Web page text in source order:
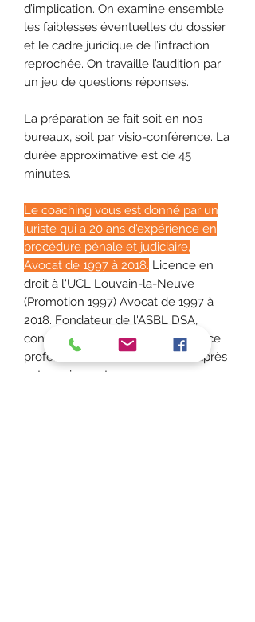
d’implication. On examine ensemble
les faiblesses éventuelles du dossier
et le cadre juridique de l’infraction
reprochée. On travaille l’audition par
un jeu de questions réponses.
La préparation se fait soit en nos
bureaux, soit par visio-conférence. La
durée approximative est de 45
minutes.
Le coaching vous est donné par un
juriste qui a 20 ans d'expérience en
procédure pénale et judiciaire,
Avocat de 1997 à 2018. Licence en
droit à l'UCL Louvain-la-Neuve
(Promotion 1997) Avocat de 1997 à
2018. Fondateur de l'ASBL DSA,
consultant, conférencier. Un service
professionnel. Immédiatement après
votre paiement vous envoyez un